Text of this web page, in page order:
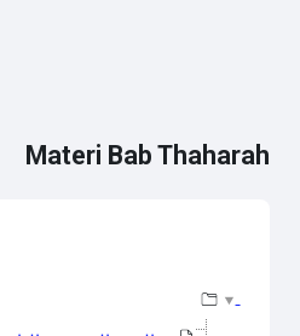
Materi Bab Thaharah